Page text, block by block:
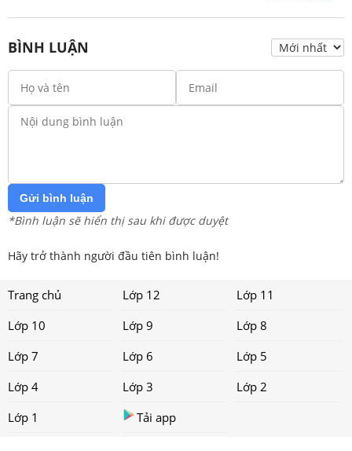
BÌNH LUẬN
Gửi bình luận
*Bình luận sẽ hiển thị sau khi được duyệt
Hãy trở thành người đầu tiên bình luận!
Trang chủ Lớp 12
Lớp 11
Lớp 10
Lớp 9
Lớp 8
Lớp 7
Lớp 6
Lớp 5
Lớp 4
Lớp 3
Lớp 2
Lớp 1
Tải app